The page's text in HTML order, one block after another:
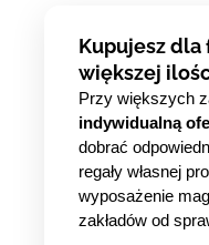
Kupujesz
większej
Przy większych
indywidualną
dobrać
regały własnej
wyposażenie
zakładów od